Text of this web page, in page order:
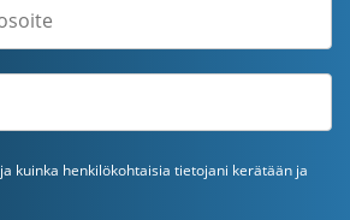
ja kuinka henkilökohtaisia tietojani kerätään ja